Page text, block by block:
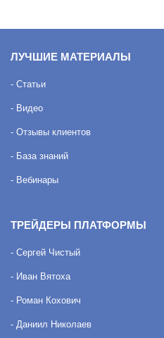
ЛУЧШИЕ МАТЕРИАЛЫ
- Статьи
- Видео
- Отзывы клиентов
- База знаний
- Вебинары
ТРЕЙДЕРЫ ПЛАТФОРМЫ
- Сергей Чистый
- Иван Вятоха
- Роман Кохович
- Даниил Николаев